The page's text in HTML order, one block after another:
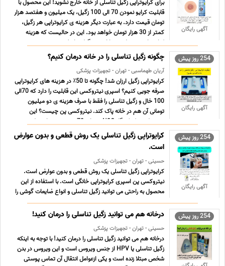
آگهی رایگان
برای کرایوتراپی زگیل تناسلی از خانه خارج نشوید! این محصول با
قابلیت کرایو نمودن 70 الی 100 زگیل، یک میلیون و هفتصد هزار
تومان قیمت دارد. به عبارت دیگر هزینه ی کرایوتراپی هر زگیل،
کمتر از 30 هزار تومان خواهد بود. این در حالیست که هزینه
کرایوتراپی در مطب، به ازای هر زگیل تناسلی، ... ...
254 روز پیش
آگهی رایگان
چگونه زگیل تناسلی را در خانه درمان کنیم؟
آریان طهماسبی - تهران - تجهیزات پزشکی
کرایوتراپی زگیل ارزان شد! چگونه تا 50٪ در هزینه های کرایوتراپی
صرفه جویی کنیم؟ اسپری نیتروکسی این قابلیت را دارد که 70الی
100 خال و زگیل تناسلی را فقط با صرف هزینه ی دو میلیون
تومانی آن هم در خانه پاک کند. نیتروکسی پن چیست؟ این
محصول، به کمک گاز N2O سرمای 70- درجه می تواند تول ... ...
254 روز پیش
آگهی رایگان
کرایوتراپی زگیل تناسلی یک روش قطعی و بدون عوارض
است.
حسینی - تهران - تجهیزات پزشکی
کرایوتراپی زگیل تناسلی یک روش قطعی و بدون عوارض است.
نیتروکسی پن اسپری کرایوتراپی خانگی است. با استفاده از این
محصول به راحتی می توانید زگیل تناسلی و انواع ضایعات گوشی را
در خانه و بصورت شخصی درمان کنید. کرایوتراپی زگیل تناسلی یکی
از روش های قطعی برای از بین بردن انواع زگیل هاس ... ...
254 روز پیش درخانه هم می توانید زگیل تناسلی را درمان کنید!
حسینی - تهران - تجهیزات پزشکی
درخانه هم می توانید زگیل تناسلی را درمان کنید! با توجه به اینکه
زگیل تناسلی یا HPV از جنس ویروس است و این ویروس در بدن
شخص مبتلا زنده است و یکی ازعوامل انتقال آن تماس پوستی